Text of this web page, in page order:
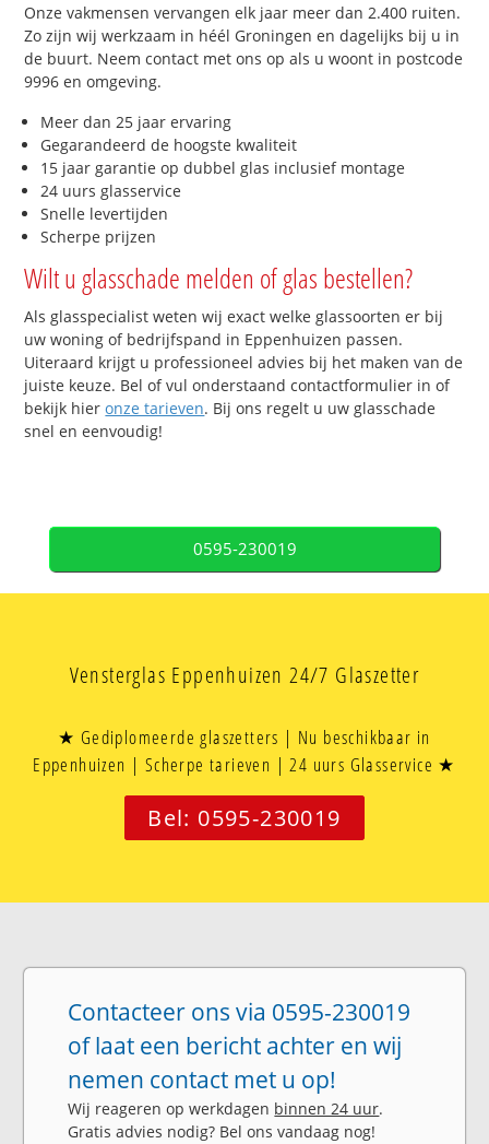
Onze vakmensen vervangen elk jaar meer dan 2.400 ruiten.
Zo zijn wij werkzaam in héél Groningen en dagelijks bij u in
de buurt. Neem contact met ons op als u woont in postcode
9996 en omgeving.
Meer dan 25 jaar ervaring
Gegarandeerd de hoogste kwaliteit
15 jaar garantie op dubbel glas inclusief montage
24 uurs glasservice
Snelle levertijden
Scherpe prijzen
Wilt u glasschade melden of glas bestellen?
Als glasspecialist weten wij exact welke glassoorten er bij
uw woning of bedrijfspand in Eppenhuizen passen.
Uiteraard krijgt u professioneel advies bij het maken van de
juiste keuze. Bel of vul onderstaand contactformulier in of
bekijk hieronze tarieven. Bij ons regelt u uw glasschade
snel en eenvoudig!
0595-230019
Vensterglas Eppenhuizen 24/7 Glaszetter
★ Gediplomeerde glaszetters | Nu beschikbaar in
Eppenhuizen | Scherpe tarieven | 24 uurs Glasservice ★
Bel: 0595-230019
Contacteer ons via 0595-230019
of laat een bericht achter en wij
nemen contact met u op!
Wij reageren op werkdagen binnen 24 uur.
Gratis advies nodig? Bel ons vandaag nog!